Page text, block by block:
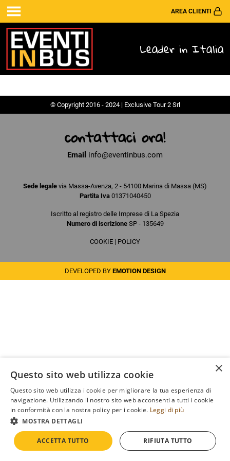
AREA CLIENTI
Leader in Italia
© Copyright 2016 - 2024 | Exclusive Tour 2 Srl
contattaci ora!
Email info@eventinbus.com
Sede legale via Massa-Avenza, 2 - 54100 Marina di Massa (MS)
Partita Iva01371040450
Iscritto al registro delle Imprese di La Spezia
Numero di iscrizioneSP - 135649
COOKIE | POLICY
DEVELOPED BY EMOTION DESIGN
×
Questo sito web utilizza cookie
Questo sito web utilizza i cookie per migliorare la tua esperienza di
navigazione. Utilizzando il nostro sito web acconsenti a tutti i cookie
in conformità con la nostra policy per i cookie. Leggi di più
MOSTRA DETTAGLI
ACCETTA TUTTO RIFIUTA TUTTO